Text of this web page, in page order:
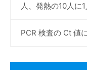
人、発熱の10人に
PCR 検査の Ct 値